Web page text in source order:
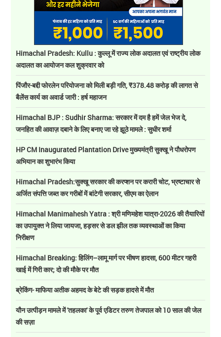
Himachal Pradesh: Kullu : कुल्लू में राज्य लोक अदालत एवं राष्ट्रीय लोक
अदालत का आयोजन कल शुक्रवार को
पिंजौर-बद्दी फोरलेन परियोजना को मिली बड़ी गति, ₹378.48 करोड़ की लागत से
बैलेंस कार्य का अवार्ड जारी : हर्ष महाजन
Himachal BJP : Sudhir Sharma: सरकार में दम है हमें जेल भेज दे,
जनहित की आवाज़ दबाने के लिए बनाए जा रहे झूठे मामले : सुधीर शर्मा
HP CM Inaugurated Plantation Drive मुख्यमंत्री सुक्खू ने पौधरोपण
अभियान का शुभारंभ किया
Himachal Pradesh:सुक्खू सरकार की करप्शन पर करारी चोट, भ्रष्टाचार से
अर्जित संपत्ति जब्त कर गरीबों में बांटेगी सरकार, सीएम का ऐलान
Himachal Manimahesh Yatra : श्री मणिमहेश यात्रा-2026 की तैयारियों
का उपायुक्त ने लिया जायजा, हड़सर से डल झील तक व्यवस्थाओं का किया
निरीक्षण
Himachal Breaking: हिलिंग–लामू मार्ग पर भीषण हादसा, 600 मीटर गहरी
खाई में गिरी कार; दो की मौके पर मौत
ब्रेकिंग- माफिया अतीक अहमद के बेटे की सड़क हादसे में मौत
यौन उत्पीड़न मामले में 'तहलका' के पूर्व एडिटर तरुण तेजपाल को 10 साल की जेल
की सज़ा